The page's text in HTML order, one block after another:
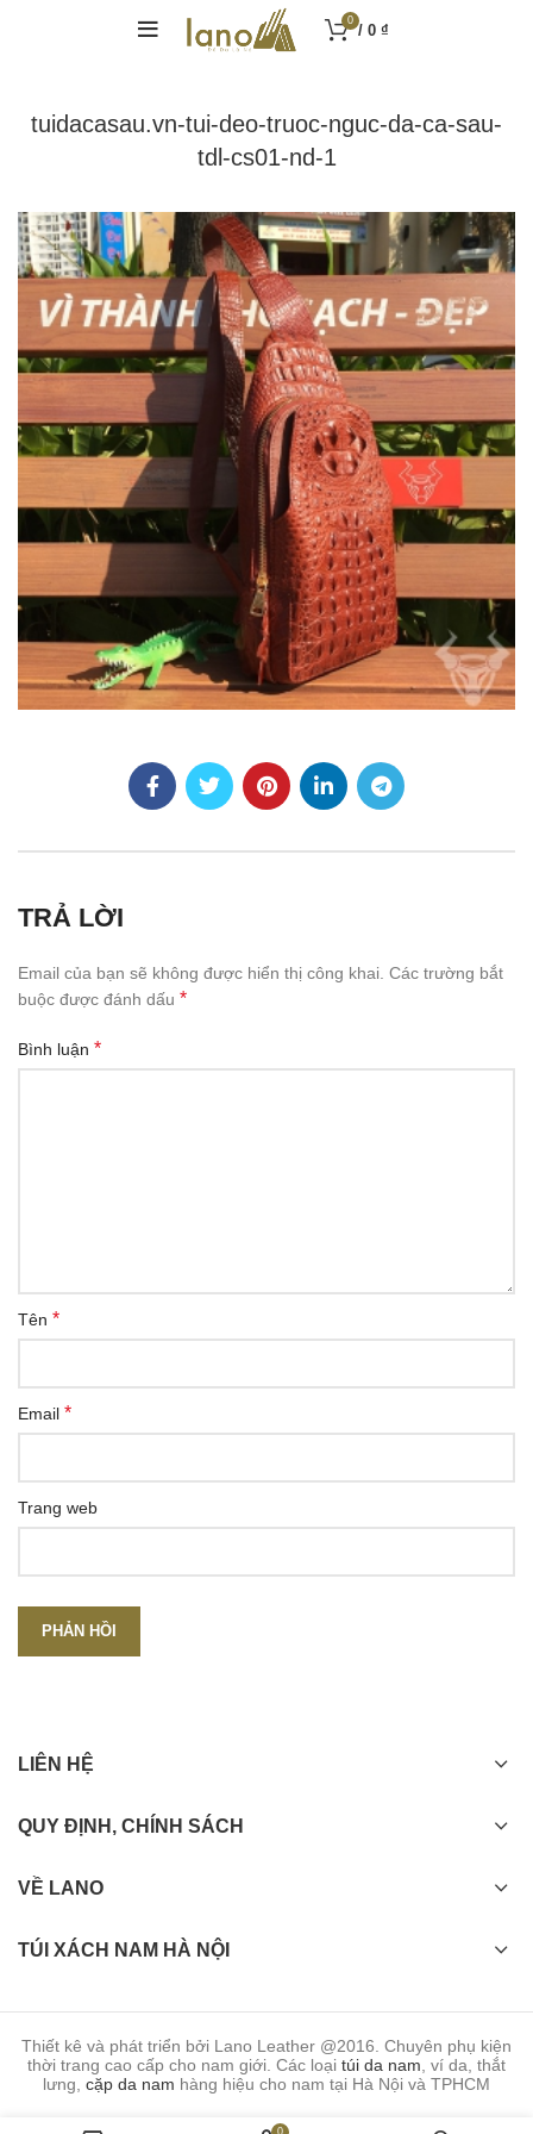
0
/ 0 ₫
tuidacasau.vn-tui-deo-truoc-nguc-da-ca-sau-
tdl-cs01-nd-1
TRẢ LỜI
Email của bạn sẽ không được hiển thị công khai. Các trường bắt
buộc được đánh dấu *
Bình luận *
Tên *
Email *
Trang web
LIÊN HỆ
QUY ĐỊNH, CHÍNH SÁCH
VỀ LANO
TÚI XÁCH NAM HÀ NỘI
Thiết kê và phát triển bởi Lano Leather @2016. Chuyên phụ kiện
thời trang cao cấp cho nam giới. Các loại túi da nam, ví da, thắt
lưng, cặp da nam hàng hiệu cho nam tại Hà Nội và TPHCM
0